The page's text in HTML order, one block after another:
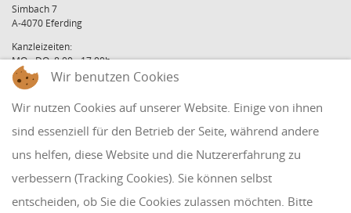
Simbach 7
A-4070 Eferding
Kanzleizeiten:
MO - DO: 8:00 - 17:00h
FR: 8:00 - 12:00h
Tel: +43 7272 39 79 - 0
Fax: +43 7272 39 79 - 9
QUICKLINKS
Wir benutzen Cookies
Wir nutzen Cookies auf unserer Website. Einige von ihnen
sind essenziell für den Betrieb der Seite, während andere
uns helfen, diese Website und die Nutzererfahrung zu
verbessern (Tracking Cookies). Sie können selbst
entscheiden, ob Sie die Cookies zulassen möchten. Bitte